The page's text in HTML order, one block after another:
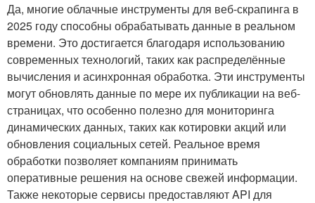
Да, многие облачные инструменты для веб-скрапинга в
2025 году способны обрабатывать данные в реальном
времени. Это достигается благодаря использованию
современных технологий, таких как распределённые
вычисления и асинхронная обработка. Эти инструменты
могут обновлять данные по мере их публикации на веб-
страницах, что особенно полезно для мониторинга
динамических данных, таких как котировки акций или
обновления социальных сетей. Реальное время
обработки позволяет компаниям принимать
оперативные решения на основе свежей информации.
Также некоторые сервисы предоставляют API для